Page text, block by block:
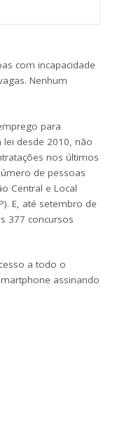
com incapacidade
Nenhum
para
lei desde 2010, não
nos últimos
de pessoas
Central e Local
E, até setembro de
377 concursos
a todo o
assinando